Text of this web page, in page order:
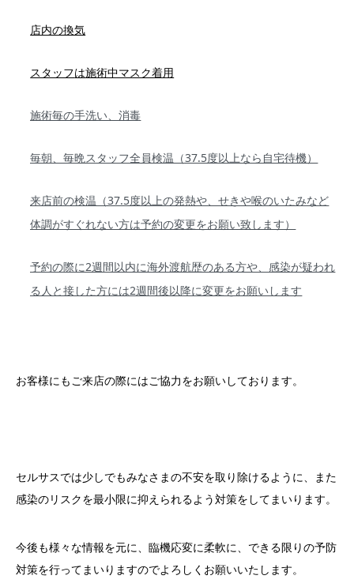
店内の換気
スタッフは施術中マスク着用
施術毎の手洗い、消毒
毎朝、毎晩スタッフ全員検温（37.5度以上なら自宅待機）
来店前の検温（37.5度以上の発熱や、せきや喉のいたみなど
体調がすぐれない方は予約の変更をお願い致します）
予約の際に2週間以内に海外渡航歴のある方や、感染が疑われ
る人と接した方には2週間後以降に変更をお願いします
お客様にもご来店の際にはご協力をお願いしております。
セルサスでは少しでもみなさまの不安を取り除けるように、また
感染のリスクを最小限に抑えられるよう対策をしてまいります。
今後も様々な情報を元に、臨機応変に柔軟に、できる限りの予防
対策を行ってまいりますのでよろしくお願いいたします。